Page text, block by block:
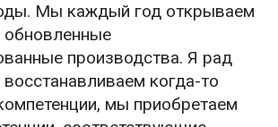
Мы каждый год открываем
производства. Я рад
когда-то
мы приобретаем